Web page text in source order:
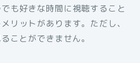
も好きな時間に視聴すること
リットがあります。ただし、
ことができません。